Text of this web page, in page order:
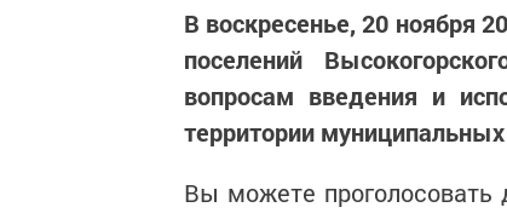
В воскресенье, 20 ноября
поселений
вопросам введения и
территории
Вы можете проголосовать